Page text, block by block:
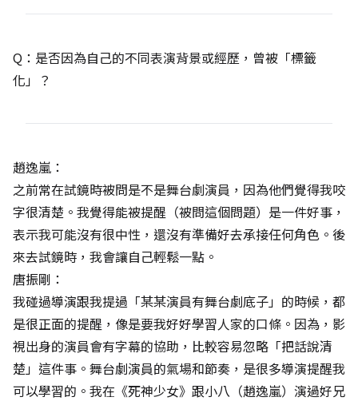
Q：是否因為自己的不同表演背景或經歷，曾被「標籤
化」？
趙逸嵐：
之前常在試鏡時被問是不是舞台劇演員，因為他們覺得我咬
字很清楚。我覺得能被提醒（被問這個問題）是一件好事，
表示我可能沒有很中性，還沒有準備好去承接任何角色。後
來去試鏡時，我會讓自己輕鬆一點。
唐振剛：
我碰過導演跟我提過「某某演員有舞台劇底子」的時候，都
是很正面的提醒，像是要我好好學習人家的口條。因為，影
視出身的演員會有字幕的協助，比較容易忽略「把話說清
楚」這件事。舞台劇演員的氣場和節奏，是很多導演提醒我
可以學習的。我在《死神少女》跟小八（趙逸嵐）演過好兄